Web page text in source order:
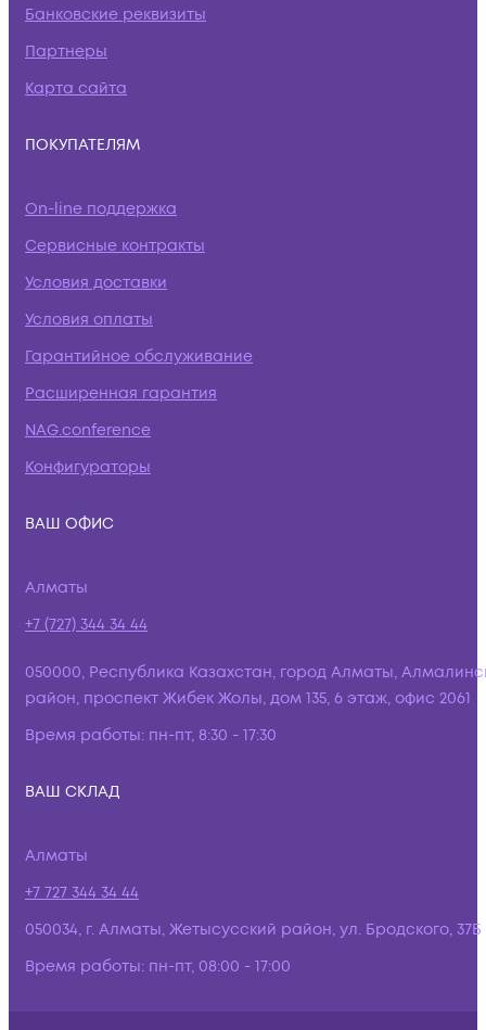
Банковские реквизиты
Партнеры
Карта сайта
ПОКУПАТЕЛЯМ
On-line поддержка
Сервисные контракты
Условия доставки
Условия оплаты
Гарантийное обслуживание
Расширенная гарантия
NAG.conference
Конфигураторы
ВАШ ОФИС
Алматы
+7 (727) 344 34 44
050000, Республика Казахстан, город Алматы,
район, проспект Жибек Жолы, дом 135, 6 этаж, офис 2061
Время работы: пн-пт, 8:30 - 17:30
ВАШ СКЛАД
Алматы
+7 727 344 34 44
050034, г. Алматы, Жетысусский район, ул. Бродского, 37Б
Время работы: пн-пт, 08:00 - 17:00